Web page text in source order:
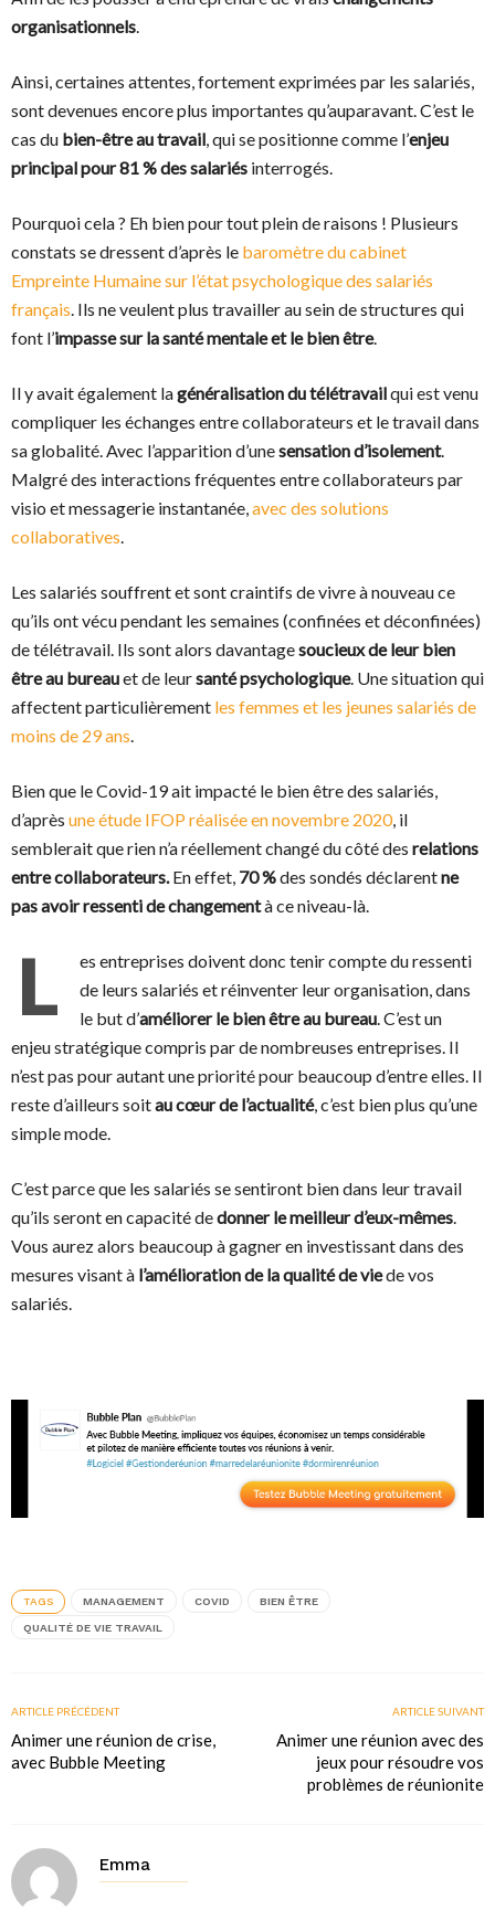
organisationnels.
Ainsi, certaines attentes, fortement exprimées par les salariés,
sont devenues encore plus importantes qu’auparavant. C’est le
cas du bien-être au travail, qui se positionne comme l’enjeu
principal pour 81 % des salariés interrogés.
Pourquoi cela ? Eh bien pour tout plein de raisons ! Plusieurs
constats se dressent d’après le baromètre du cabinet
Empreinte Humaine sur l’état psychologique des salariés
français. Ils ne veulent plus travailler au sein de structures qui
font l’impasse sur la santé mentale et le bien être.
Il y avait également lagénéralisation du télétravailqui est venu
compliquer les échanges entre collaborateurs et le travail dans
sa globalité. Avec l’apparition d’unesensation d’isolement.
Malgré des interactions fréquentes entre collaborateurs par
visio et messagerie instantanée,avec des solutions
collaboratives.
Les salariés souffrent et sont craintifs de vivre à nouveau ce
qu’ils ont vécu pendant les semaines (confinées et déconfinées)
de télétravail. Ils sont alors davantagesoucieux de leur bien
être au bureauet de leursanté psychologique. Une situation qui
affectent particulièrement les femmes et les jeunes salariés de
moins de 29 ans.
Bien que le Covid-19 ait impacté le bien être des salariés,
d’après une étude IFOP réalisée en novembre 2020, il
semblerait que rien n’a réellement changé du côté des relations
entre collaborateurs.En effet, 70 %des sondés déclarentne
pas avoir ressenti de changementà ce niveau-là.
L
es entreprises doivent donc tenir compte du ressenti
de leurs salariés et réinventer leur organisation, dans
le but d’améliorer le bien être au bureau. C’est un
enjeu stratégique compris par de nombreuses entreprises. Il
n’est pas pour autant une priorité pour beaucoup d’entre elles. Il
reste d’ailleurs soitau cœur de l’actualité, c’est bien plus qu’une
simple mode.
C’est parce que les salariés se sentiront bien dans leur travail
qu’ils seront en capacité dedonner le meilleur d’eux-mêmes.
Vous aurez alors beaucoup à gagner en investissant dans des
mesures visant à l’amélioration de la qualité de viede vos
salariés.
TAGS MANAGEMENT COVID BIEN ÊTRE
QUALITÉ DE VIE TRAVAIL
ARTICLE PRÉCÉDENT
Animer une réunion de crise,
avec Bubble Meeting
ARTICLE SUIVANT
Animer une réunion avec des
jeux pour résoudre vos
problèmes de réunionite
Emma